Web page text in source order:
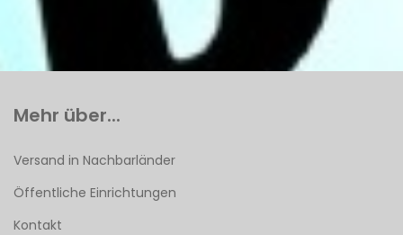
Mehr über...
Versand in Nachbarländer
Öffentliche Einrichtungen
Kontakt